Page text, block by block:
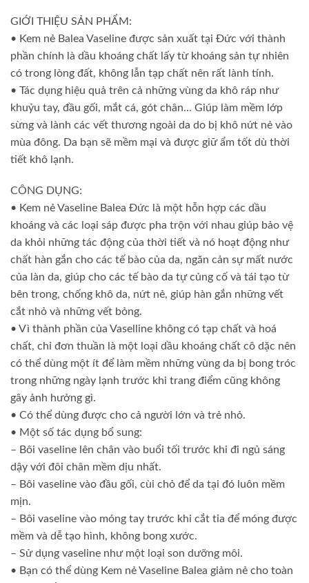
GIỚI THIỆU SẢN PHẨM:
• Kem nẻ Balea Vaseline được sản xuất tại Đức với thành
phần chính là dầu khoáng chất lấy từ khoáng sản tự nhiên
có trong lòng đất, không lẫn tạp chất nên rất lành tính.
• Tác dụng hiệu quả trên cả những vùng da khô ráp như
khuỷu tay, đầu gối, mắt cá, gót chân… Giúp làm mềm lớp
sừng và lành các vết thương ngoài da do bị khô nứt nẻ vào
mùa đông. Da bạn sẽ mềm mại và được giữ ẩm tốt dù thời
tiết khô lạnh.
CÔNG DỤNG:
• Kem nẻ Vaseline Balea Đức là một hỗn hợp các dầu
khoáng và các loại sáp được pha trộn với nhau giúp bảo vệ
da khỏi những tác động của thời tiết và nó hoạt động như
chất hàn gắn cho các tế bào của da, ngăn cản sự mất nước
của làn da, giúp cho các tế bào da tự củng cố và tái tạo từ
bên trong, chống khô da, nứt nẻ, giúp hàn gắn những vết
cắt nhỏ và những vết bỏng.
• Vì thành phần của Vaselline không có tạp chất và hoá
chất, chỉ đơn thuần là một loại dầu khoáng chất cô dặc nên
có thể dùng một ít để làm mềm những vùng da bị bong tróc
trong những ngày lạnh trước khi trang điểm cũng không
gây ảnh hưởng gì.
• Có thể dùng được cho cả người lớn và trẻ nhỏ.
• Một số tác dụng bổ sung:
– Bôi vaseline lên chân vào buổi tối trước khi đi ngủ sáng
dậy với đôi chân mềm dịu nhất.
– Bôi vaseline vào đầu gối, cùi chỏ để da tại đó luôn mềm
mịn.
– Bôi vaseline vào móng tay trước khi cắt tỉa để móng được
mềm và dễ tạo hình, không bong xước.
– Sử dụng vaseline như một loại son dưỡng môi.
• Bạn có thể dùng Kem nẻ Vaseline Balea giảm nẻ cho toàn